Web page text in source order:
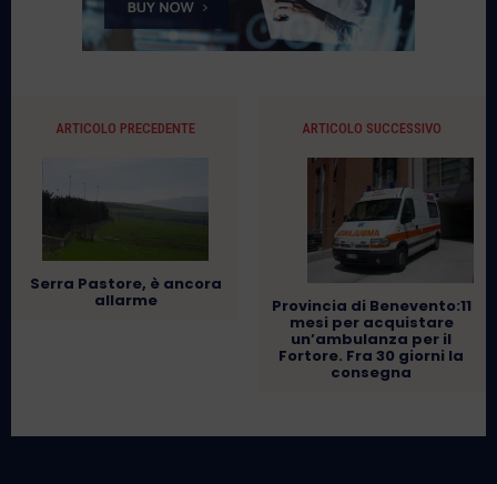
ARTICOLO PRECEDENTE
Serra Pastore, è ancora
allarme
ARTICOLO SUCCESSIVO
Provincia di Benevento:11
mesi per acquistare
un’ambulanza per il
Fortore. Fra 30 giorni la
consegna